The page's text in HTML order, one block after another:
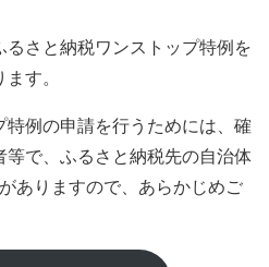
さと納税ワンストップ特例を
す。
例の申請を行うためには、確
で、ふるさと納税先の自治体
ありますので、あらかじめご